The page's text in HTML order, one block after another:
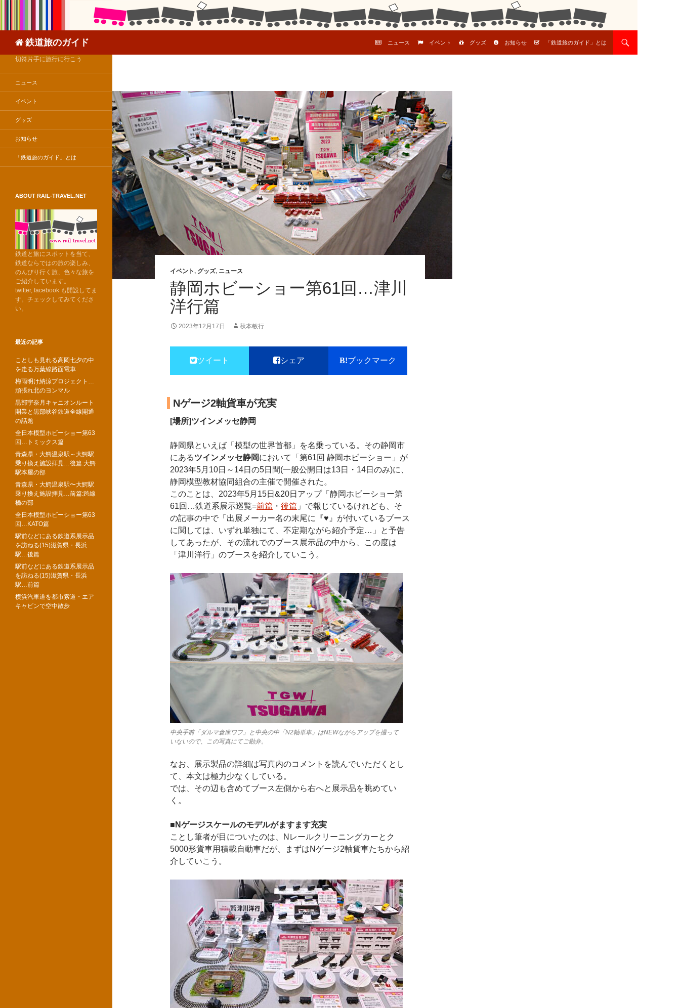
鉄道旅のガイド
ニュース
イベント グッズ お知らせ 「鉄道旅のガイド」とは
イベント , グッズ, ニュース
静岡ホビーショー第61回…津川
洋行篇
2023年12月17日 秋本敏行
ツイート シェア ブックマーク
Nゲージ2軸貨車が充実
[場所]ツインメッセ静岡
静岡県といえば「模型の世界首都」を名乗っている。その静岡市
にあるツインメッセ静岡において「第61回 静岡ホビーショー」が
2023年5月10日～14日の5日間(一般公開日は13日・14日のみ)に、
静岡模型教材協同組合の主催で開催された。
このことは、2023年5月15日&20日アップ「静岡ホビーショー第
61回…鉄道系展示巡覧=前篇 ・ 後篇 」で報じているけれども、そ
の記事の中で「出展メーカー名の末尾に『♥』が付いているブース
に関しては、いずれ単独にて、不定期ながら紹介予定…」と予告
してあったが、その流れでのブース展示品の中から、この度は
「津川洋行」のブースを紹介していこう。
中央手前「ダルマ倉庫ワフ」と中央の中「N2軸単車」はNEWながらアップを撮って
いないので、この写真にてご勘弁。
なお、展示製品の詳細は写真内のコメントを読んでいただくとし
て、本文は極力少なくしている。
では、その辺も含めてブース左側から右へと展示品を眺めてい
く。
■Nゲージスケールのモデルがますます充実
ことし筆者が目についたのは、Nレールクリーニングカーとク
5000形貨車用積載自動車だが、まずはNゲージ2軸貨車たちから紹
介していこう。
切符片手に旅行に行こう
ニュース
イベント
グッズ
お知らせ
「鉄道旅のガイド」とは
ABOUT RAIL-TRAVEL.NET
鉄道と旅にスポットを当て、
鉄道ならではの旅の楽しみ、
のんびり行く旅、色々な旅を
ご紹介しています。
twitter, facebook も開設してま
す。チェックしてみてくださ
い。
最近の記事
ことしも見れる高岡七夕の中
を走る万葉線路面電車
梅雨明け納涼プロジェクト…
頑張れ北のヨンマル
黒部宇奈月キャニオンルート
開業と黒部峡谷鉄道全線開通
の話題
全日本模型ホビーショー第63
回…トミックス篇
青森県・大鰐温泉駅～大鰐駅
乗り換え施設拝見…後篇:大鰐
駅本屋の部
青森県・大鰐温泉駅〜大鰐駅
乗り換え施設拝見…前篇:跨線
橋の部
全日本模型ホビーショー第63
回…KATO篇
駅前などにある鉄道系展示品
を訪ねる(15)滋賀県・長浜
駅…後篇
駅前などにある鉄道系展示品
を訪ねる(15)滋賀県・長浜
駅…前篇
横浜汽車道を都市索道・エア
キャビンで空中散歩